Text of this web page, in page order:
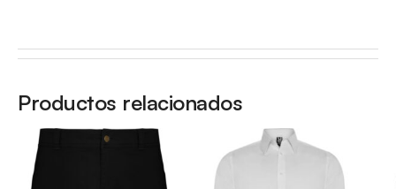
Productos relacionados